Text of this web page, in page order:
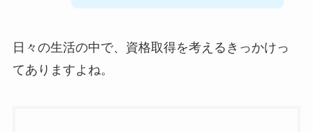
日々の生活の中で、資格取得を考えるきっかけっ
てありますよね。